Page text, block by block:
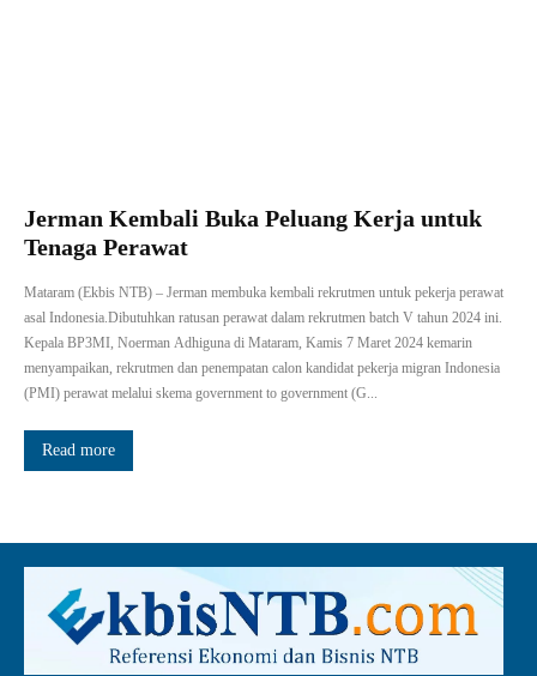
Jerman Kembali Buka Peluang Kerja untuk
Tenaga Perawat
Mataram (Ekbis NTB) – Jerman membuka kembali rekrutmen untuk pekerja perawat
asal Indonesia.Dibutuhkan ratusan perawat dalam rekrutmen batch V tahun 2024 ini.
Kepala BP3MI, Noerman Adhiguna di Mataram, Kamis 7 Maret 2024 kemarin
menyampaikan, rekrutmen dan penempatan calon kandidat pekerja migran Indonesia
(PMI) perawat melalui skema government to government (G...
Read more